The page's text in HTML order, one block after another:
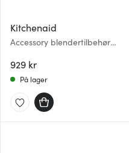
Kitchenaid
Accessory blendertilbehør
blank/svart
929 kr
På lager